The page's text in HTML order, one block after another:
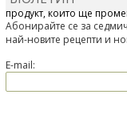
продукт, който ще
Абонирайте се за
най-новите рецепти и
E-mail: